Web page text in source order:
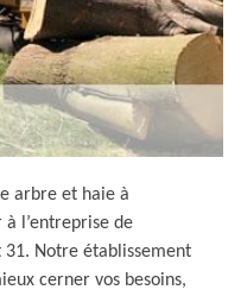
arbre et haie à
à l’entreprise de
31. Notre établissement
cerner vos besoins,